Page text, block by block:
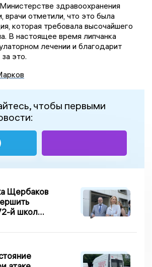
здравоохранения
врачи отметили, что это была
которая требовала высочайшего
В настоящее время липчанка
лечении и благодарит
это.
чтобы первыми
Щербаков
й школы